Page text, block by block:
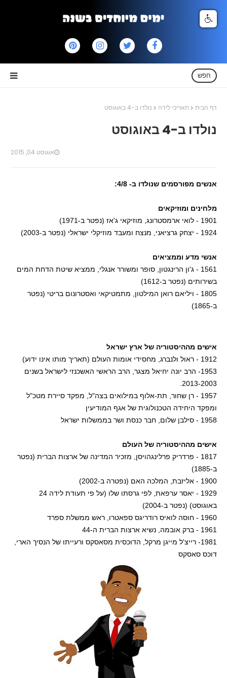
חפש
דף הבית תאריכי לידה נולדו ב-4 באוגוסט
נולדו ב-4 באוגוסט
אוגוסט 04, 2015
אנשים מפורסמים שנולדו ב- 4/8:
מלחינים ומוזיקאים
1901 - לואי ארמסטרונג, מוזיקאי ג'אז (נפטר ב-1971)
1924 - יצחק גרציאני, מנצח ומעבד מוזיקלי ישראלי (נפטר ב-2003)
אנשי מדע וממציאים
1561 - ג'ון הרינגטון, סופר ומשורר אנגלי, ממציא שיטת הדחת המים
בשירותים (נפטר ב-1612)
1805 - ויליאם רואן המילטון, מתמטיקאי ואסטרונום בריטי (נפטר
ב-1865)
אישים מההיסטוריה של ארץ ישראל
1912 - ראול ולנברג, מחסידי אומות העולם (תאריך מותו אינו ידוע)
1953- הרב יונה יחיאל מצגר, הרב הראשי האשכנזי לישראל בשנים
2013-2003.
1957 - רן שחור, תת-אלוף במילואים בצה"ל, מפקד סיירת מטכ"ל
ומפקד היחידה הטכנולוגית של אגף המודיעין
1958 - סילבן שלום, חבר כנסת ושר בממשלות ישראל
אישים מההיסטוריה של העולם
1817 - פרדריק פרלינגהויסן, מזכיר המדינה של ארצות הברית (נפטר
ב-1885)
1900 - אליזבת, המלכה האם (נפטרה ב-2002)
1929 - יאסר ערפאת, לפי גרסתו שלו (על פי תעודת לידה 24
באוגוסט) (נפטר ב-2004)
1960 - חוסה לואיס רודריגס ספאטרו, ראש ממשלת ספרד
1961 - ברק אובמה, נשיא ארצות הברית ה-44
1981- רייצ'ל מייגן מרקל, הדוכסית מסאסקס ורעייתו של הנסיך הארי,
דוכס סאסקס